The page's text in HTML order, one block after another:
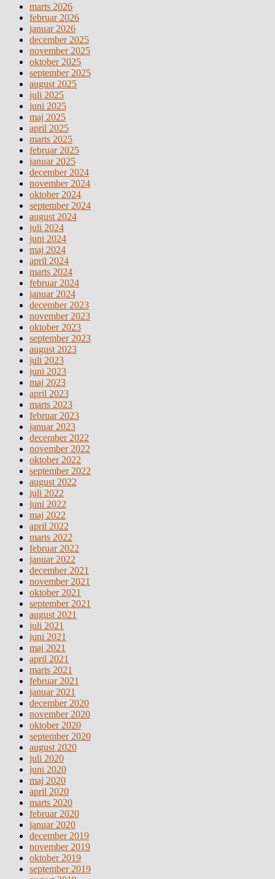
marts 2026
februar 2026
januar 2026
december 2025
november 2025
oktober 2025
september 2025
august 2025
juli 2025
juni 2025
maj 2025
april 2025
marts 2025
februar 2025
januar 2025
december 2024
november 2024
oktober 2024
september 2024
august 2024
juli 2024
juni 2024
maj 2024
april 2024
marts 2024
februar 2024
januar 2024
december 2023
november 2023
oktober 2023
september 2023
august 2023
juli 2023
juni 2023
maj 2023
april 2023
marts 2023
februar 2023
januar 2023
december 2022
november 2022
oktober 2022
september 2022
august 2022
juli 2022
juni 2022
maj 2022
april 2022
marts 2022
februar 2022
januar 2022
december 2021
november 2021
oktober 2021
september 2021
august 2021
juli 2021
juni 2021
maj 2021
april 2021
marts 2021
februar 2021
januar 2021
december 2020
november 2020
oktober 2020
september 2020
august 2020
juli 2020
juni 2020
maj 2020
april 2020
marts 2020
februar 2020
januar 2020
december 2019
november 2019
oktober 2019
september 2019